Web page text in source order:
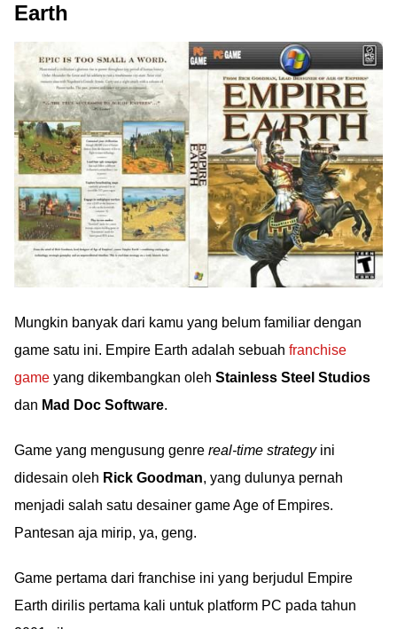
Earth
Mungkin banyak dari kamu yang belum familiar dengan
game satu ini. Empire Earth adalah sebuah franchise
game yang dikembangkan oleh Stainless Steel Studios
dan Mad Doc Software.
Game yang mengusung genre real-time strategyini
didesain oleh Rick Goodman, yang dulunya pernah
menjadi salah satu desainer game Age of Empires.
Pantesan aja mirip, ya, geng.
Game pertama dari franchise ini yang berjudul Empire
Earth dirilis pertama kali untuk platform PC pada tahun